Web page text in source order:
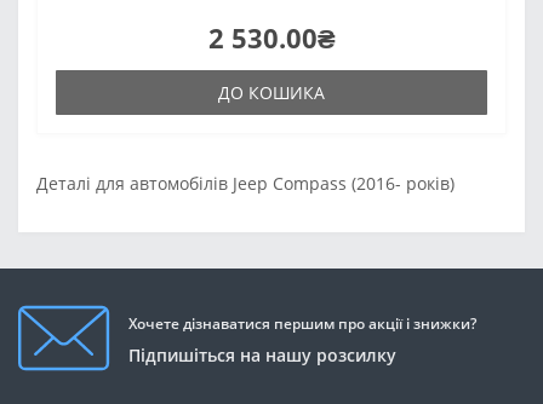
2 530.00₴
ДО КОШИКА
Деталі для автомобілів Jeep Compass (2016- років)
Хочете дізнаватися першим про акції і знижки?
Підпишіться на нашу розсилку